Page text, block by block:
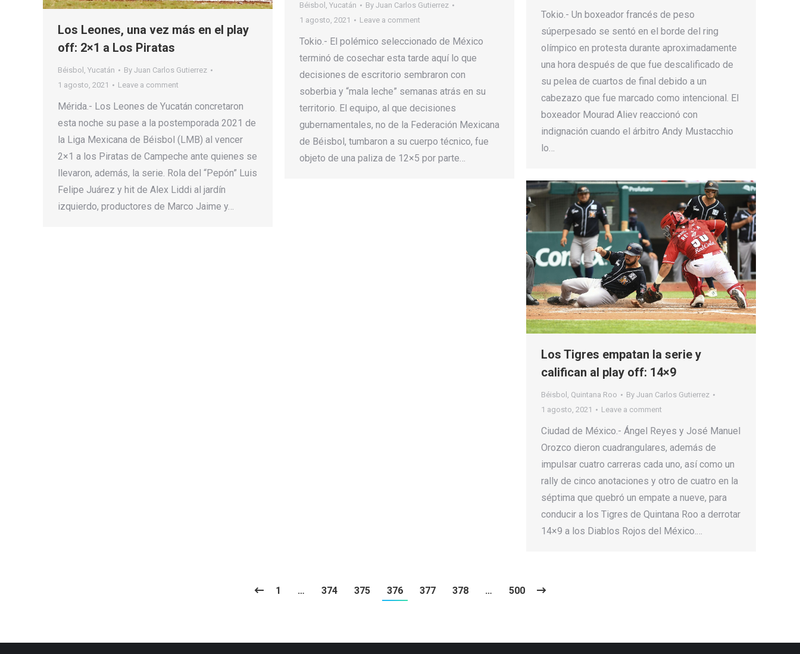
Tokio.- Un boxeador francés de peso
súperpesado se sentó en el borde del ring
olímpico en protesta durante aproximadamente
una hora después de que fue descalificado de
su pelea de cuartos de final debido a un
cabezazo que fue marcado como intencional. El
boxeador Mourad Aliev reaccionó con
indignación cuando el árbitro Andy Mustacchio
lo…
Béisbol , Yucatán By Juan Carlos Gutierrez
1 agosto, 2021
Leave a comment
Tokio.- El polémico seleccionado de México
terminó de cosechar esta tarde aquí lo que
decisiones de escritorio sembraron con
soberbia y “mala leche” semanas atrás en su
territorio. El equipo, al que decisiones
gubernamentales, no de la Federación Mexicana
de Béisbol, tumbaron a su cuerpo técnico, fue
objeto de una paliza de 12×5 por parte…
Los Leones, una vez más en el play
off: 2×1 a Los Piratas
Béisbol , Yucatán By Juan Carlos Gutierrez
1 agosto, 2021
Leave a comment
Mérida.- Los Leones de Yucatán concretaron
esta noche su pase a la postemporada 2021 de
la Liga Mexicana de Béisbol (LMB) al vencer
2×1 a los Piratas de Campeche ante quienes se
llevaron, además, la serie. Rola del “Pepón” Luis
Felipe Juárez y hit de Alex Liddi al jardín
izquierdo, productores de Marco Jaime y…
Los Tigres empatan la serie y
califican al play off: 14×9
Béisbol , Quintana Roo By Juan Carlos Gutierrez
1 agosto, 2021
Leave a comment
Ciudad de México.- Ángel Reyes y José Manuel
Orozco dieron cuadrangulares, además de
impulsar cuatro carreras cada uno, así como un
rally de cinco anotaciones y otro de cuatro en la
séptima que quebró un empate a nueve, para
conducir a los Tigres de Quintana Roo a derrotar
14×9 a los Diablos Rojos del México.…
1 … 374 375 376 377 378 … 500